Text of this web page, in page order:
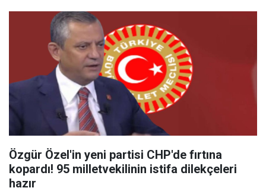
Özgür Özel'in yeni partisi CHP'de fırtına
kopardı! 95 milletvekilinin istifa dilekçeleri
hazır